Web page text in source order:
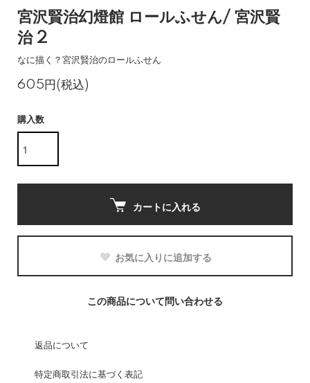
宮沢賢治幻燈館 ロールふせん/ 宮沢賢
治 2
なに描く？宮沢賢治のロールふせん
605円(税込)
購入数
カートに入れる
お気に入りに追加する
この商品について問い合わせる
返品について
特定商取引法に基づく表記